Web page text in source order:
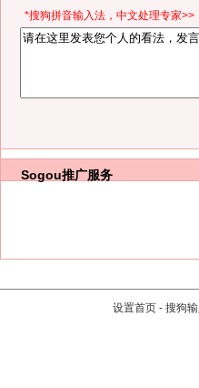
*搜狗拼音输入法，中文处理专家>>
Sogou推广服务
设置首页 - 搜狗